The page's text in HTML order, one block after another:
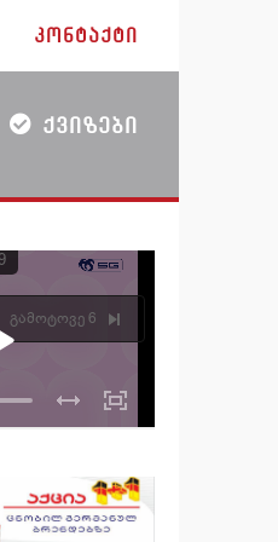
ᲙᲝᲜᲢᲐᲥᲢᲘ
ᲥᲕᲘᲖᲔᲑᲘ